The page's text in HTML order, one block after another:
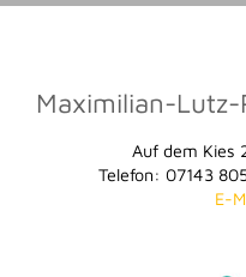
Maximilian-Lutz-
Auf dem Kies
Telefon: 07143
E-